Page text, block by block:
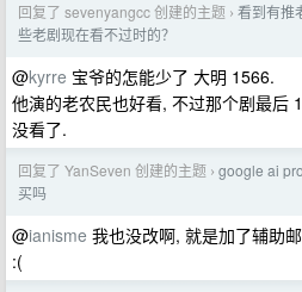
回复了 sevenyangcc 创建的主题 › 看到有推
些老剧现在看不过时的？
@kyrre 宝爷的怎能少了 大明 1566.
他演的老农民也好看, 不过那个剧最后
没看了.
回复了 YanSeven 创建的主题 › google ai
买吗
@ianisme 我也没改啊, 就是加了辅助
:(